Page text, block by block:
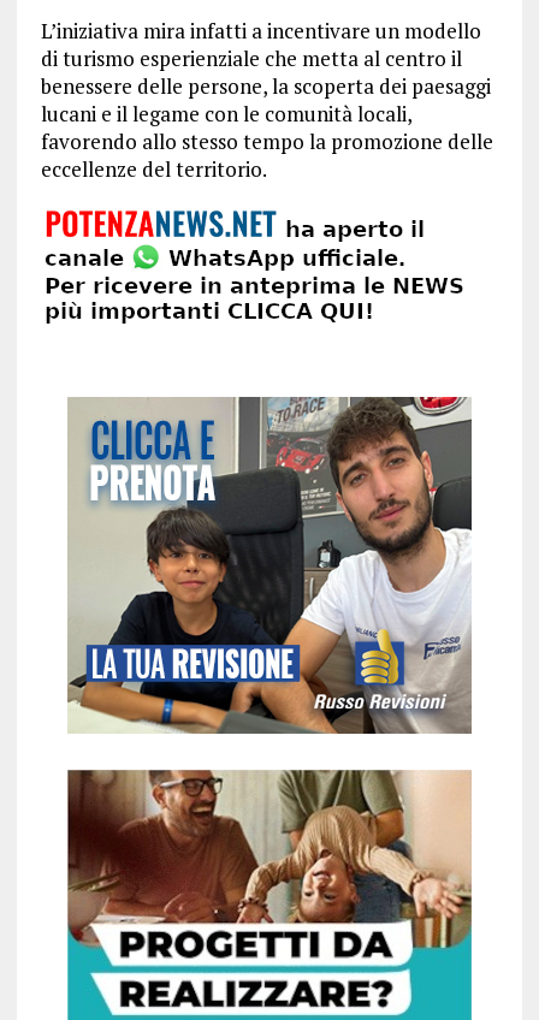
L’iniziativa mira infatti a incentivare un modello
di turismo esperienziale che metta al centro il
benessere delle persone, la scoperta dei paesaggi
lucani e il legame con le comunità locali,
favorendo allo stesso tempo la promozione delle
eccellenze del territorio.